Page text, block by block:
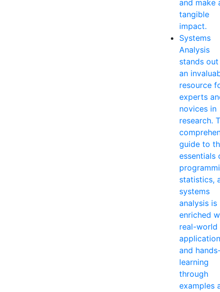
and make
tangible
impact.
Systems
Analysis
stands out
an
resource
experts
novices in
research.
guide to
essentials
statistics,
systems
analysis is
enriched
real-world
and
learning
through
examples